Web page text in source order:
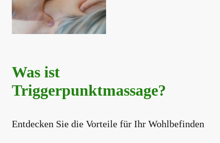
Was ist
Triggerpunktmassage?
Entdecken Sie die Vorteile für Ihr Wohlbefinden